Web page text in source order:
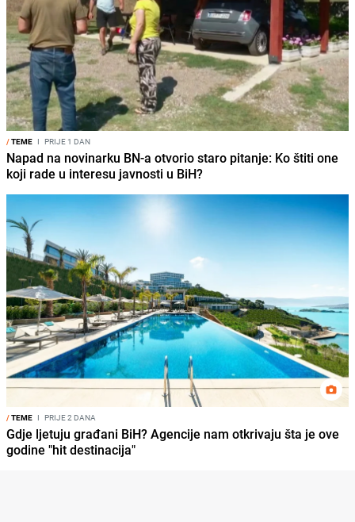
/TEME I PRIJE 1 DAN
Napad na novinarku BN-a otvorio staro pitanje: Ko štiti one
koji rade u interesu javnosti u BiH?
/TEME I PRIJE 2 DANA
Gdje ljetuju građani BiH? Agencije nam otkrivaju šta je ove
godine "hit destinacija"